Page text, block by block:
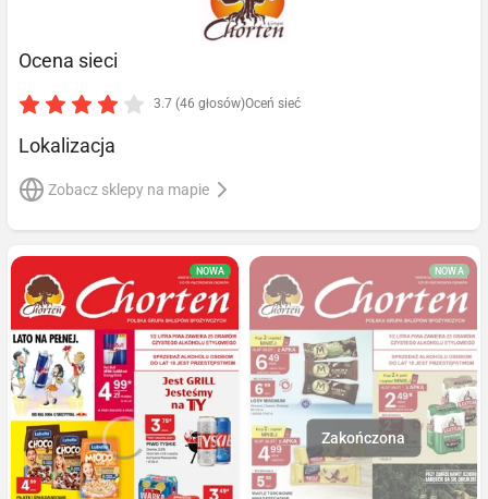
Ocena sieci
3.7 (46 głosów)Oceń sieć
Lokalizacja
Zobacz sklepy na mapie
NOWA NOWA